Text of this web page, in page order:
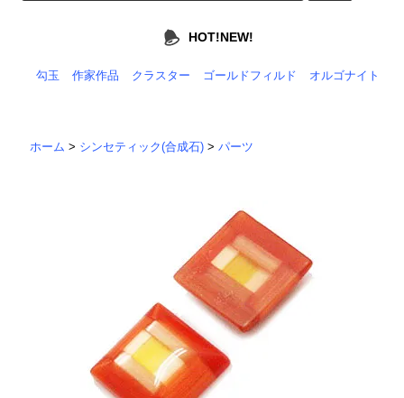
HOT!NEW!
勾玉 作家作品 クラスター ゴールドフィルド オルゴナイト
ホーム > シンセティック(合成石) >パーツ